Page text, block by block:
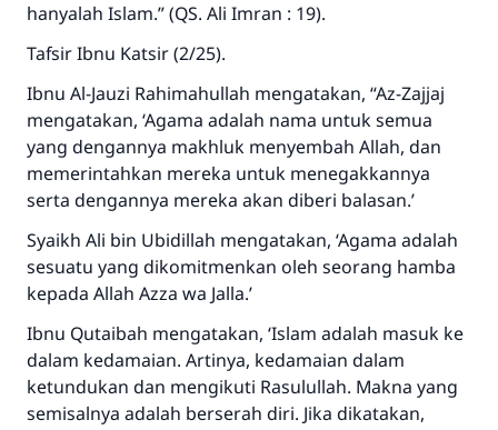
hanyalah Islam.”(QS. Ali Imran : 19).
Tafsir Ibnu Katsir (2/25).
Ibnu Al-Jauzi Rahimahullah mengatakan, “Az-Zajjaj
mengatakan, ‘Agama adalah nama untuk semua
yang dengannya makhluk menyembah Allah, dan
memerintahkan mereka untuk menegakkannya
serta dengannya mereka akan diberi balasan.’
Syaikh Ali bin Ubidillah mengatakan, ‘Agama adalah
sesuatu yang dikomitmenkan oleh seorang hamba
kepada Allah Azza wa Jalla.’
Ibnu Qutaibah mengatakan, ‘Islam adalah masuk ke
dalam kedamaian. Artinya, kedamaian dalam
ketundukan dan mengikuti Rasulullah. Makna yang
semisalnya adalah berserah diri. Jika dikatakan,